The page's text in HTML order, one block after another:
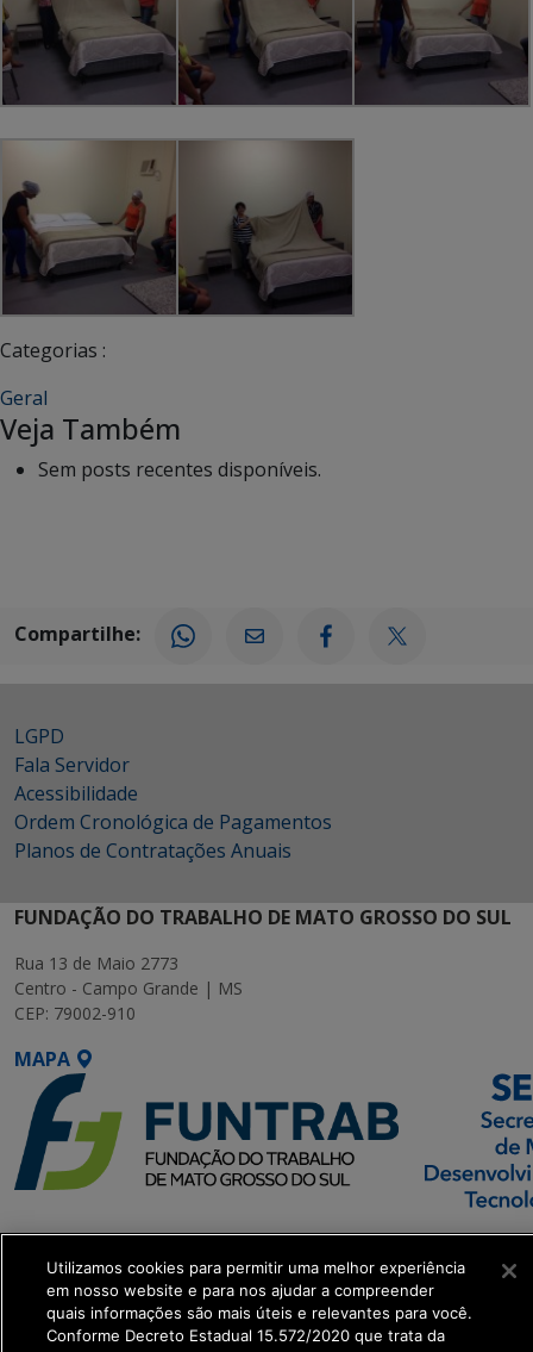
Categorias :
Geral
Veja Também
Sem posts recentes disponíveis.
Compartilhe:
LGPD
Fala Servidor
Acessibilidade
Ordem Cronológica de Pagamentos
Planos de Contratações Anuais
FUNDAÇÃO DO TRABALHO DE MATO GROSSO DO SUL
Rua 13 de Maio 2773
Centro - Campo Grande | MS
CEP: 79002-910
MAPA
SETDIG | Secretaria-
Executiva de
Transformação Digital
Utilizamos cookies para permitir uma melhor experiência
em nosso website e para nos ajudar a compreender
quais informações são mais úteis e relevantes para você.
Conforme Decreto Estadual 15.572/2020 que trata da